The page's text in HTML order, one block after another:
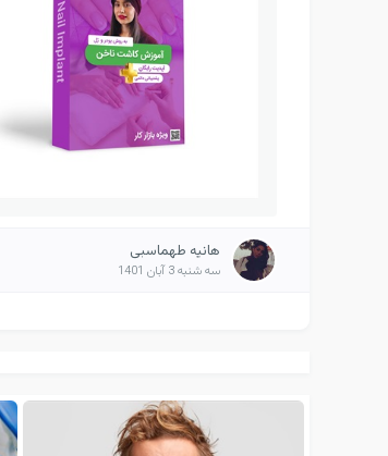
هانیه طهماسبی
سه شنبه 3 آبان 1401